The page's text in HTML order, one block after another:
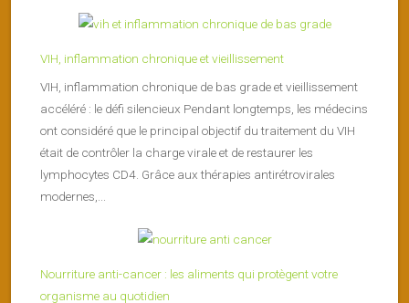
VIH, inflammation chronique et vieillissement
VIH, inflammation chronique de bas grade et vieillissement
accéléré : le défi silencieux Pendant longtemps, les médecins
ont considéré que le principal objectif du traitement du VIH
était de contrôler la charge virale et de restaurer les
lymphocytes CD4. Grâce aux thérapies antirétrovirales
modernes,...
Nourriture anti-cancer : les aliments qui protègent votre
organisme au quotidien